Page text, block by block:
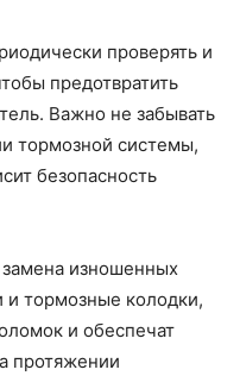
проверять и
предотвратить
Важно не забывать
тормозной системы,
безопасность
изношенных
и тормозные колодки,
и обеспечат
протяжении